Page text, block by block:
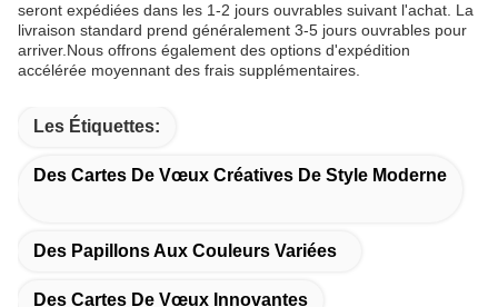
seront expédiées dans les 1-2 jours ouvrables suivant l'achat. La
livraison standard prend généralement 3-5 jours ouvrables pour
arriver.Nous offrons également des options d'expédition
accélérée moyennant des frais supplémentaires.
Les Étiquettes:
Des Cartes De Vœux Créatives De Style Moderne
Des Papillons Aux Couleurs Variées
Des Cartes De Vœux Innovantes